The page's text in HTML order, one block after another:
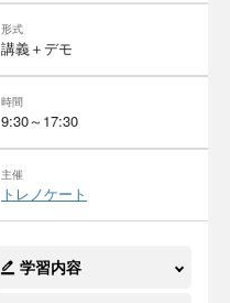
形式
講義＋デモ
時間
9:30～17:30
主催
トレノケート
学習内容